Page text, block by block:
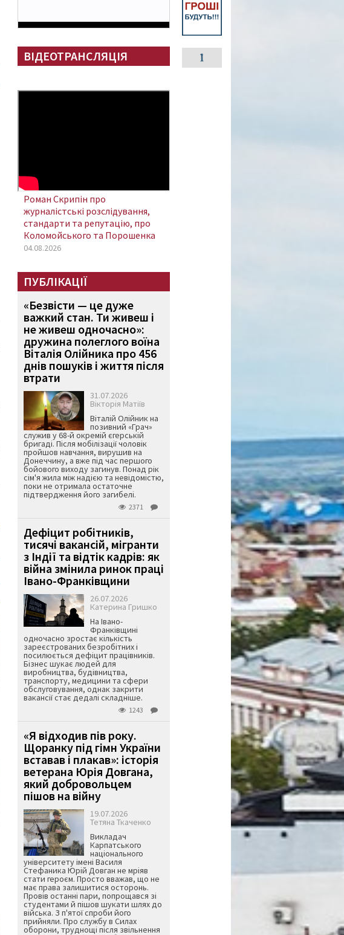
ВІДЕОТРАНСЛЯЦІЯ
Роман Скрипін про
журналістські розслідування,
стандарти та репутацію, про
Коломойського та Порошенка
04.08.2026
ПУБЛІКАЦІЇ
«Безвісти — це дуже
важкий стан. Ти живеш і
не живеш одночасно»:
дружина полеглого воїна
Віталія Олійника про 456
днів пошуків і життя після
втрати
31.07.2026
Вікторія Матіїв
Віталій Олійник на
позивний «Грач»
служив у 68-й окремій єгерській
бригаді. Після мобілізації чоловік
пройшов навчання, вирушив на
Донеччину, а вже під час першого
бойового виходу загинув. Понад рік
сім'я жила між надією та невідомістю,
поки не отримала остаточне
підтвердження його загибелі.
2371
Дефіцит робітників,
тисячі вакансій, мігранти
з Індії та відтік кадрів: як
війна змінила ринок праці
Івано-Франківщини
26.07.2026
Катерина Гришко
На Івано-
Франківщині
одночасно зростає кількість
зареєстрованих безробітних і
посилюється дефіцит працівників.
Бізнес шукає людей для
виробництва, будівництва,
транспорту, медицини та сфери
обслуговування, однак закрити
вакансії стає дедалі складніше.
1243
«Я відходив пів року.
Щоранку під гімн України
вставав і плакав»: історія
ветерана Юрія Довгана,
який добровольцем
пішов на війну
19.07.2026
Тетяна Ткаченко
Викладач
Карпатського
національного
університету імені Василя
Стефаника Юрій Довган не мріяв
стати героєм. Просто вважав, що не
має права залишитися осторонь.
Провів останні пари, попрощався зі
студентами й пішов шукати шлях до
війська. З п'ятої спроби його
прийняли. Про службу в Силах
оборони, труднощі після звільнення